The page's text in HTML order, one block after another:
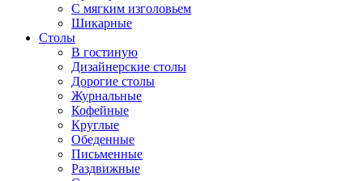
С мягким изголовьем
Шикарные
Столы
В гостиную
Дизайнерские столы
Дорогие столы
Журнальные
Кофейные
Круглые
Обеденные
Письменные
Раздвижные